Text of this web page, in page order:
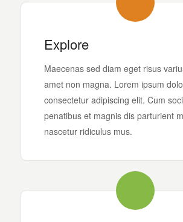
Explore
Maecenas sed diam eget risus
amet non magna. Lorem ipsum
consectetur adipiscing elit. Cum
penatibus et magnis dis parturient
nascetur ridiculus mus.